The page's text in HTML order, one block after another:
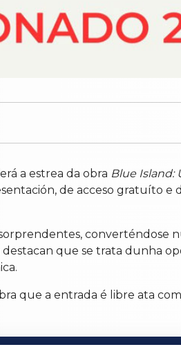
a estrea da obra Blue Island:
de acceso gratuíto e
que se trata dunha
que a entrada é libre ata